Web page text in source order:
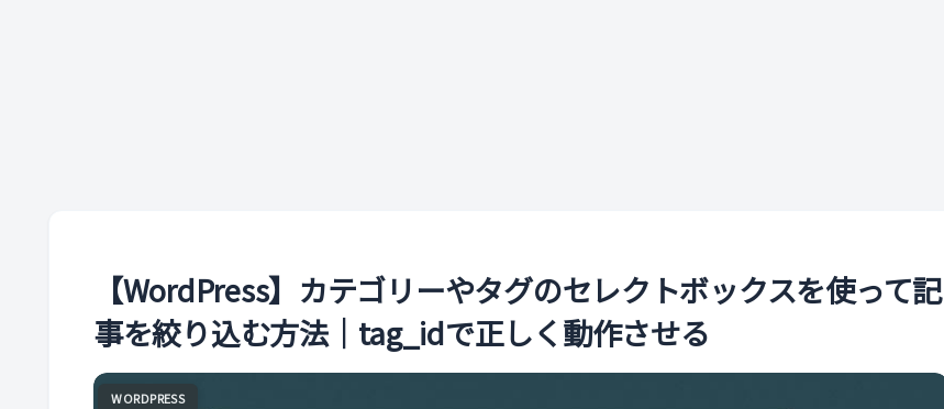
【WordPress】カテゴリーやタグのセレクトボックスを使って記
事を絞り込む方法｜tag_idで正しく動作させる
WORDPRESS